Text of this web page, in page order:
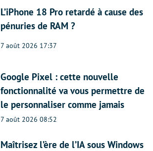
L’iPhone 18 Pro retardé à cause des
pénuries de RAM ?
7 août 2026 17:37
Google Pixel : cette nouvelle
fonctionnalité va vous permettre de
le personnaliser comme jamais
7 août 2026 08:52
Maîtrisez l’ère de l’IA sous Windows